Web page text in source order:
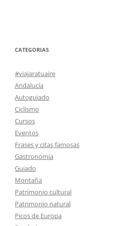
CATEGORIAS
#viajaratuaire
Andalucía
Autoguiado
Ciclismo
Cursos
Eventos
Frases y citas famosas
Gastronomía
Guiado
Montaña
Patrimonio cultural
Patrimonio natural
Picos de Europa